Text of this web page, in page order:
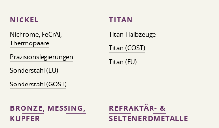
NICKEL
Nichrome, FeСrAl, ​​
Thermopaare
Präzisionslegierungen
Sonderstahl (EU)
Sonderstahl (GOST)
TITAN
Titan Halbzeuge
Titan (GOST)
Titan (EU)
BRONZE, MESSING,
KUPFER
REFRAKTÄR- &
SELTENERDMETALLE